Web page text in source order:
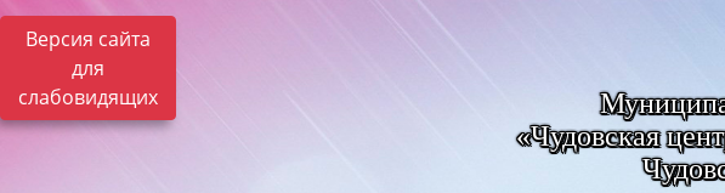
Версия сайта
для
слабовидящих
«Чудовская